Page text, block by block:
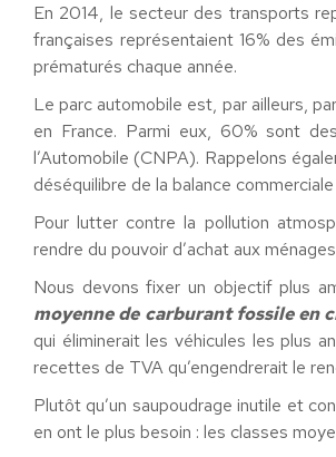
En 2014, le secteur des transports
françaises représentaient 16% des
prématurés chaque année.
Le parc automobile est, par ailleurs,
en France. Parmi eux, 60% sont
l’Automobile (CNPA). Rappelons
déséquilibre de la balance
Pour lutter contre la pollution
rendre du pouvoir d’achat aux
Nous devons fixer un objectif plus
moyenne de carburant fossile en
qui éliminerait les véhicules les plus
recettes de TVA qu’engendrerait le
Plutôt qu’un saupoudrage inutile et
en ont le plus besoin : les classes